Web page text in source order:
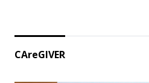
CAreGIVER